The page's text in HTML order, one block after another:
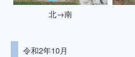
北→南
令和2年10月